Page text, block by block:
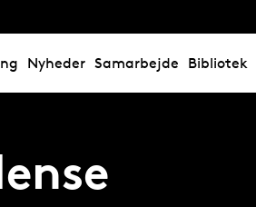
Nyheder Samarbejde Bibliotek